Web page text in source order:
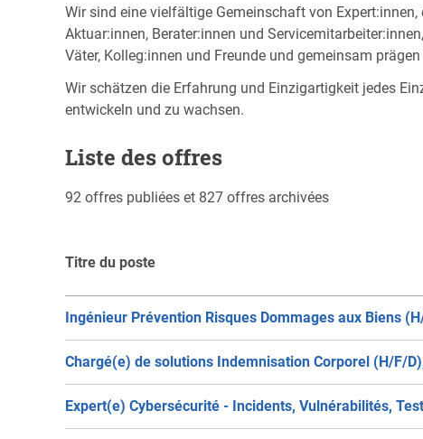
Wir sind eine vielfältige Gemeinschaft von
Aktuar:innen, Berater:innen und
Väter, Kolleg:innen und Freunde und gemeinsam
Wir schätzen die Erfahrung und Einzigartigkeit jedes
entwickeln und zu wachsen.
Liste des offres
92 offres publiées et 827 offres archivées
Titre du poste
Ingénieur Prévention Risques Dommages aux Biens
Chargé(e) de solutions Indemnisation Corporel (H/F/
Expert(e) Cybersécurité - Incidents, Vulnérabilités,